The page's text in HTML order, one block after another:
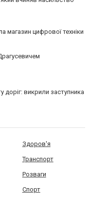
магазин цифрової техніки
доріг: викрили заступника
Здоров'я
Транспорт
Розваги
Спорт